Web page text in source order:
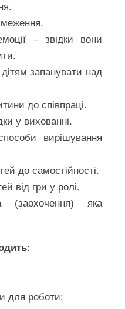
– звідки вони
запанувати над
до співпраці.
у вихованні.
вирішування
до самостійності.
від гри у ролі.
яка
для роботи;